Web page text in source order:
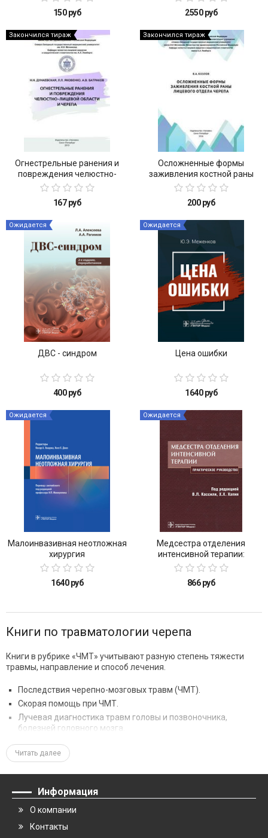
пациентов с политравмой в
пособие для врачей
150 руб
2550 руб
Закончился тираж
Огнестрельные ранения и
повреждения челюстно-
лицевой области и черепа
167 руб
Закончился тираж
Осложненные формы
заживления костной раны
лицевого отдела черепа
200 руб
Ожидается
ДВС - синдром
400 руб
Ожидается
Цена ошибки
1640 руб
Ожидается
Малоинвазивная неотложная
хирургия
1640 руб
Ожидается
Медсестра отделения
интенсивной терапии:
практическое руководство
866 руб
Книги по травматологии черепа
Книги в рубрике «ЧМТ» учитывают разную степень тяжести
травмы, направление и способ лечения.
Последствия черепно-мозговых травм (ЧМТ).
Скорая помощь при ЧМТ.
Лучевая диагностика травм головы и позвоночника,
болезней головного мозга.
головы.
нейрореаниматология.
Воспалительные осложнения обычных и огнестрельных
травм. Ранения кинетическим оружием.
Внутричерепная гипертензия и декомпрессивная
краниэктомия.
Читать далее
Информация
О компании
Контакты